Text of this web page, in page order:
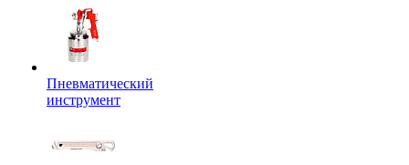
Пневматический
инструмент